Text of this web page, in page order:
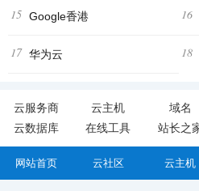
15 Google香港 16
17 华为云 18
云服务商 云主机 域名
云数据库
在线工具 站长之
网站首页 云社区 云主机